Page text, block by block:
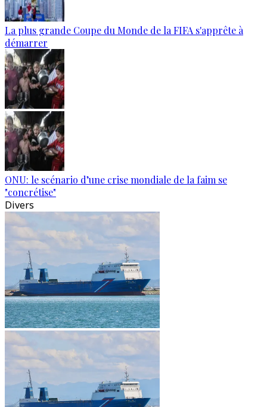
La plus grande Coupe du Monde de la FIFA s'apprête à
démarrer
ONU: le scénario d’une crise mondiale de la faim se
"concrétise"
Divers